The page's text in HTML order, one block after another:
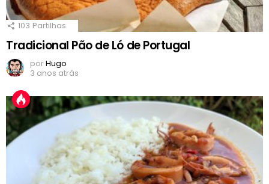
103 Partilhas
Tradicional Pão de Ló de Portugal
porHugo
3 anos atrás